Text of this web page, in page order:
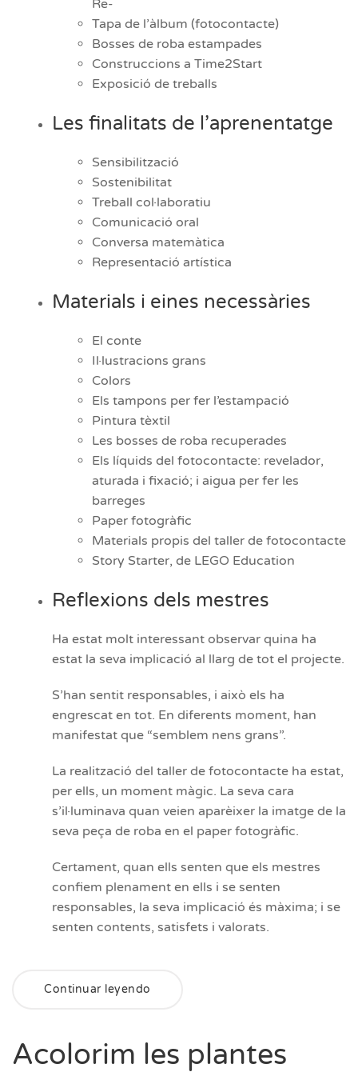
Re-
Tapa de l’àlbum (fotocontacte)
Bosses de roba estampades
Construccions a Time2Start
Exposició de treballs
Les finalitats de l’aprenentatge
Sensibilització
Sostenibilitat
Treball col·laboratiu
Comunicació oral
Conversa matemàtica
Representació artística
Materials i eines necessàries
El conte
Il·lustracions grans
Colors
Els tampons per fer l’estampació
Pintura tèxtil
Les bosses de roba recuperades
Els líquids del fotocontacte: revelador,
aturada i fixació; i aigua per fer les
barreges
Paper fotogràfic
Materials propis del taller de fotocontacte
Story Starter, de LEGO Education
Reflexions dels mestres
Ha estat molt interessant observar quina ha
estat la seva implicació al llarg de tot el projecte.
S’han sentit responsables, i això els ha
engrescat en tot. En diferents moment, han
manifestat que “semblem nens grans”.
La realització del taller de fotocontacte ha estat,
per ells, un moment màgic. La seva cara
s’il·luminava quan veien aparèixer la imatge de la
seva peça de roba en el paper fotogràfic.
Certament, quan ells senten que els mestres
confiem plenament en ells i se senten
responsables, la seva implicació és màxima; i se
senten contents, satisfets i valorats.
Continuar leyendo
Acolorim les plantes